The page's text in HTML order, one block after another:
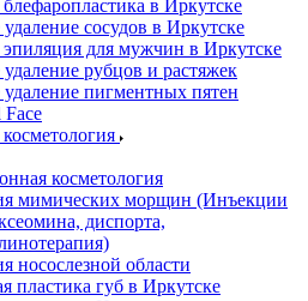
блефаропластика в Иркутске
сосудов в Иркутске
эпиляция для мужчин в Иркутске
удаление рубцов и растяжек
удаление пигментных пятен
Face
косметология
мимических морщин (Инъекции
диспорта,
носослезной области
пластика губ в Иркутске